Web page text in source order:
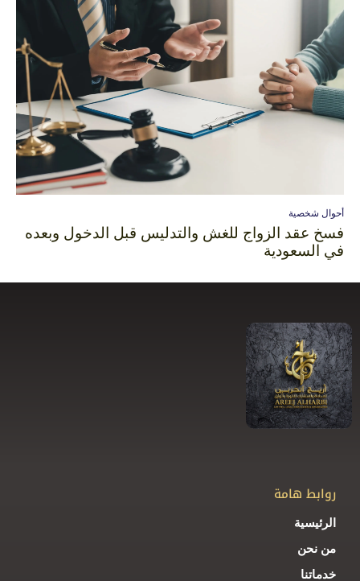
أحوال شخصية
فسخ عقد الزواج للغش والتدليس قبل الدخول وبعده
في السعودية
روابط هامة
الرئيسية
من نحن
خدماتنا